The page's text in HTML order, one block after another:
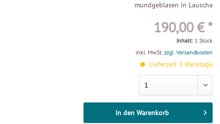
mundgeblasen in Lauscha
190,00 € *
Inhalt: 1 Stück
inkl. MwSt. zzgl. Versandkosten
Lieferzeit 3 Werktage
In den Warenkorb